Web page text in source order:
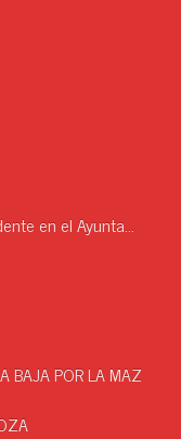
Cómo actuar en caso de accidente o incidente en el Ayuntamiento.
BAJA POR LA MAZ